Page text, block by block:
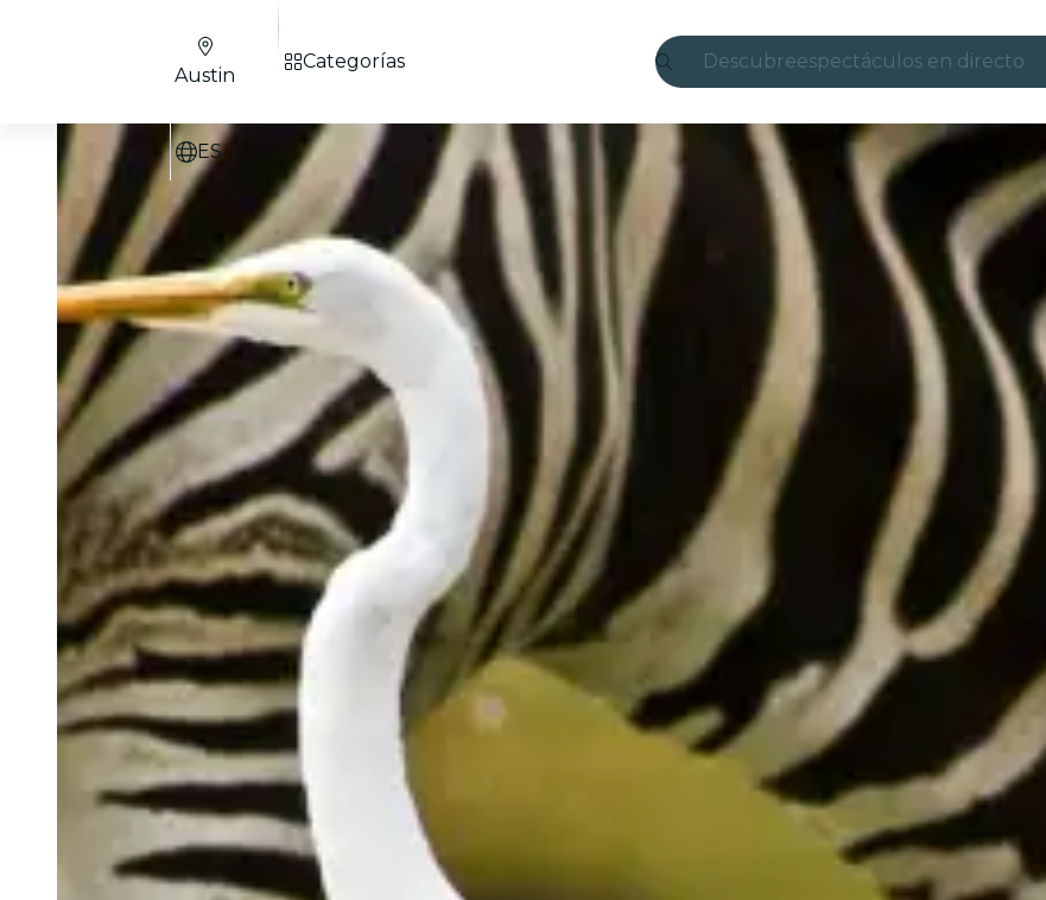
Descubreespectáculos en directo
candlelight
Londres
experiencias y ciudades
Seúl
recorridos por la ciudad
conciertos
restaurantes
Austin
ES
Categorías